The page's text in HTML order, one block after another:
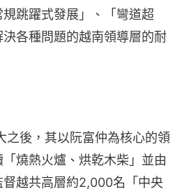
跳躍式發展」、「彎道超
各種問題的越南領導層的耐
之後，其以阮富仲為核心的領
燒熱火爐、烘乾木柴」並由
越共高層約2,000名「中央